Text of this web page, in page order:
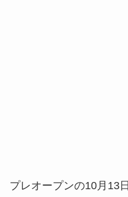
プレオープンの10月13